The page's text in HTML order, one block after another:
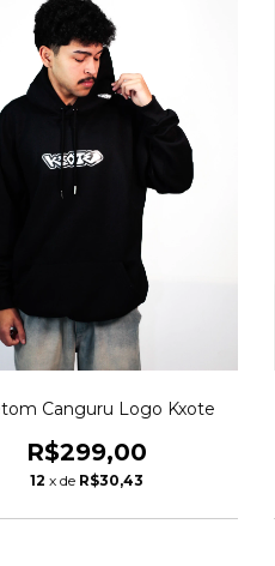
Canguru Logo Kxote
R$299,00
12 x de R$30,43